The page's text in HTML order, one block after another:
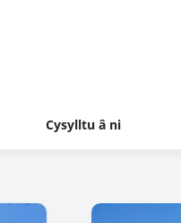
Cysylltu â ni